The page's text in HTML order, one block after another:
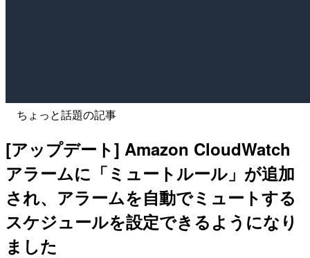
ちょっと話題の記事
[アップデート] Amazon CloudWatch
アラームに「ミュートルール」が追加
され、アラームを自動でミュートする
スケジュールを設定できるようになり
ました